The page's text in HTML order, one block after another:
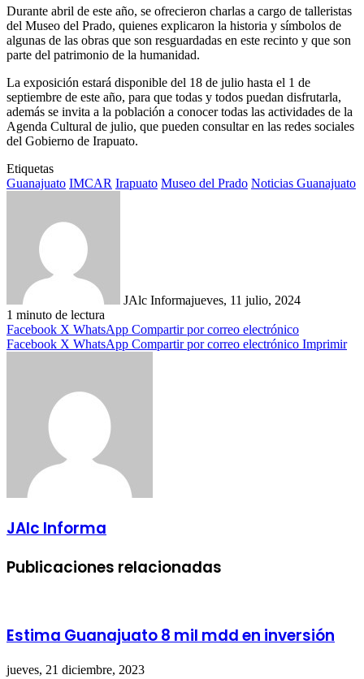
Durante abril de este año, se ofrecieron charlas a cargo de talleristas
del Museo del Prado, quienes explicaron la historia y símbolos de
algunas de las obras que son resguardadas en este recinto y que son
parte del patrimonio de la humanidad.
La exposición estará disponible del 18 de julio hasta el 1 de
septiembre de este año, para que todas y todos puedan disfrutarla,
además se invita a la población a conocer todas las actividades de la
Agenda Cultural de julio, que pueden consultar en las redes sociales
del Gobierno de Irapuato.
Etiquetas
Guanajuato IMCAR Irapuato Museo del Prado Noticias Guanajuato
JAlc Informajueves, 11 julio, 2024
1 minuto de lectura
Facebook X WhatsApp Compartir por correo electrónico
Facebook X WhatsApp Compartir por correo electrónico Imprimir
JAlc Informa
Publicaciones relacionadas
Estima Guanajuato 8 mil mdd en inversión
jueves, 21 diciembre, 2023